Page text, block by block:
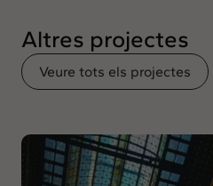
Altres projectes
Veure tots els projectes